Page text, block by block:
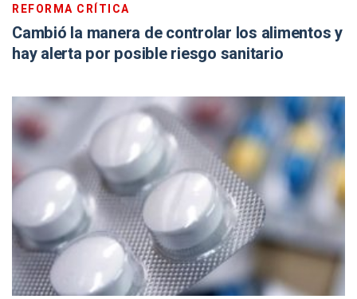
REFORMA CRÍTICA
Cambió la manera de controlar los alimentos y
hay alerta por posible riesgo sanitario